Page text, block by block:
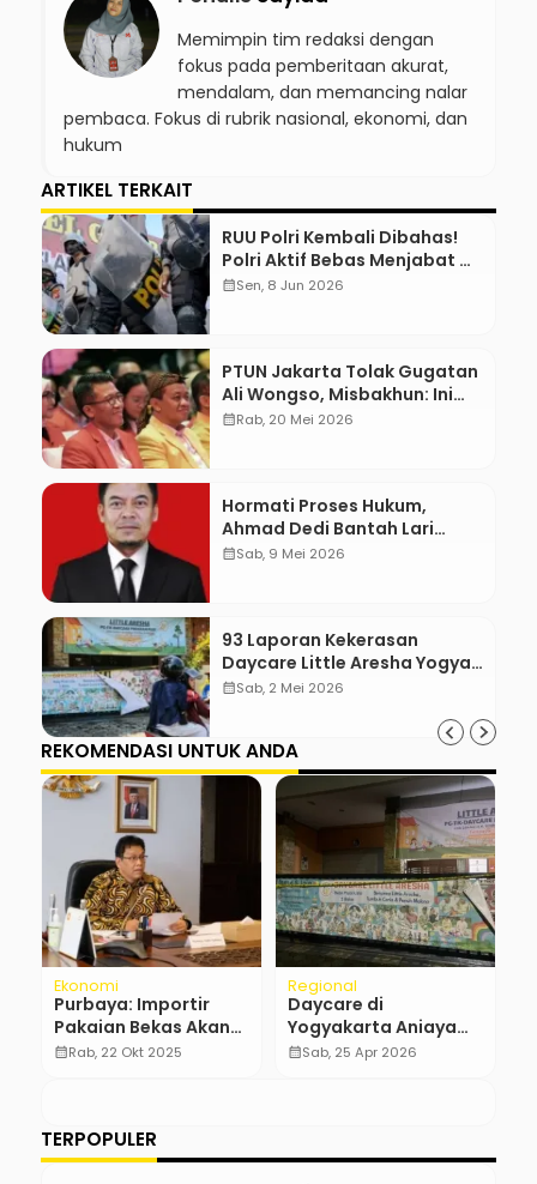
Memimpin tim redaksi dengan
fokus pada pemberitaan akurat,
mendalam, dan memancing nalar
pembaca. Fokus di rubrik nasional, ekonomi, dan
hukum
ARTIKEL TERKAIT
RUU Polri Kembali Dibahas!
Polri Aktif Bebas Menjabat Di
Manapun
calendar_monthSen, 8 Jun 2026
PTUN Jakarta Tolak Gugatan
Ali Wongso, Misbakhun: Ini
hadiah Ulang Tahun Ke-66
calendar_monthRab, 20 Mei 2026
Hormati Proses Hukum,
Ahmad Dedi Bantah Lari
karena Dugaan Terlibat Suap
calendar_monthSab, 9 Mei 2026
93 Laporan Kekerasan
Daycare Little Aresha Yogya,
17 Pengasuh Terlibat
calendar_monthSab, 2 Mei 2026
REKOMENDASI UNTUK ANDA
Ekonomi
Purbaya: Importir
Pakaian Bekas Akan
Didenda
calendar_monthRab, 22 Okt 2025
Regional
Daycare di
Yogyakarta Aniaya
Anak-Anak, Diikat
calendar_monthSab, 25 Apr 2026
TERPOPULER